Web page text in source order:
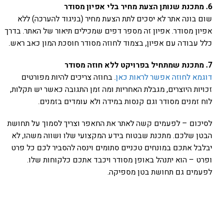
6. מתכנת שנותן הצעת מחיר בלי אפיון מסודר
שום בונה אתר לא יסכים לתת הצעת מחיר (בניגוד להערכה) ללא
אפיון מסודר. אפיון זה מספר דפים שמכילים תיאור של האתר. בדרך
כלל עבודה עם אפיון, בצמוד לחוזה מסודר חוסכת המון כאב ראש.
7. מתכנת שמתחיל בפרויקט ללא חוזה מסודר
דוגמא לחוזה אפשר לראות כאן. בחוזה צריכים להיות מפורטים
זכויות היוצרים, מגבלת האחריות ומה זמן התגובה כאשר יש תקלות,
לוח זמנים מסודר וגם קנסות במידה ולא עומדים בזמנים.
לסיכום – לפעמים קשה לאתר את החאפר וצריך לסמוך על תחושת
הבטן שלכם. מתכנת שבטוח בידע המקצועי שלו ושווה משהו, לא
יבלבל אתכם במונחים טכניים סתומים וינסה להסביר לכם כל פרט
ופרט – הוא יתנהל באופן מסודר ויכבד אתכם כלקוחות שלו.
לפעמים גם תחושת בטן מספיקה.